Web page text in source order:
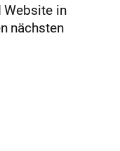
Website in
nächsten